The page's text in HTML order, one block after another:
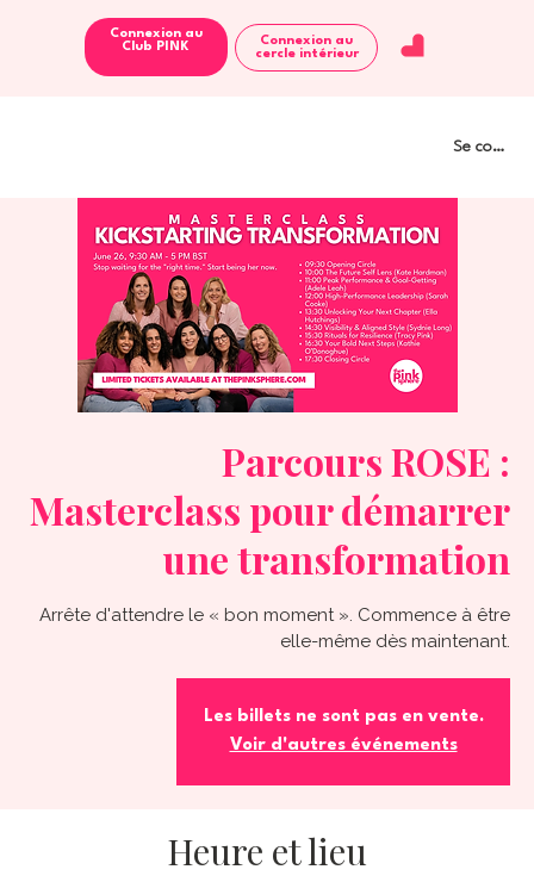
Se
Connexion au
Club PINK
Connexion au
cercle intérieur
Parcours ROSE :
Masterclass pour démarrer
une transformation
Arrête d'attendre le « bon moment ». Commence à être
elle-même dès maintenant.
Les billets ne sont pas en vente.
Voir d'autres événements
Heure et lieu